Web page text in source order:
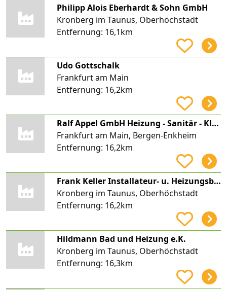
Philipp Alois Eberhardt & Sohn GmbH
Kronberg im Taunus, Oberhöchstadt
Entfernung: 16,1km
Udo Gottschalk
Frankfurt am Main
Entfernung: 16,2km
Ralf Appel GmbH Heizung - Sanitär - Klima
Frankfurt am Main, Bergen-Enkheim
Entfernung: 16,2km
Frank Keller Installateur- u. Heizungsbauermeister
Kronberg im Taunus, Oberhöchstadt
Entfernung: 16,2km
Hildmann Bad und Heizung e.K.
Kronberg im Taunus, Oberhöchstadt
Entfernung: 16,3km